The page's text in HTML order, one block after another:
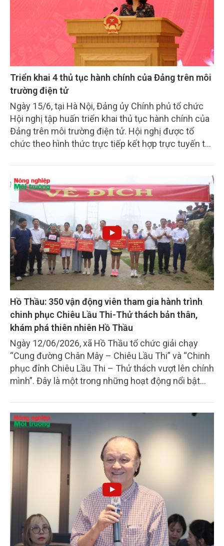
Triển khai 4 thủ tục hành chính của Đảng trên môi
trường điện tử
Ngày 15/6, tại Hà Nội, Đảng ủy Chính phủ tổ chức
Hội nghị tập huấn triển khai thủ tục hành chính của
Đảng trên môi trường điện tử. Hội nghị được tổ
chức theo hình thức trực tiếp kết hợp trực tuyến tại
thuộc.
Hồ Thầu: 350 vận động viên tham gia hành trình
chinh phục Chiêu Lầu Thi-Thử thách bản thân,
khám phá thiên nhiên Hồ Thầu
Ngày 12/06/2026, xã Hồ Thầu tổ chức giải chạy
“Cung đường Chân Mây – Chiêu Lầu Thi” và “Chinh
phục đỉnh Chiêu Lầu Thi – Thử thách vượt lên chính
mình”. Đây là một trong những hoạt động nổi bật
dục thể thao lần thứ I năm 2026 của xã.